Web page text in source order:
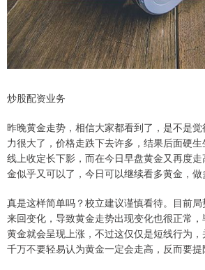
炒股配资业务
昨晚黄金走势，相信大家都看到了，是不是
力很大了，价格走跌下去许多，结果后面硬
线上收定长下影，而在今日早盘黄金又再度
金似乎又可以了，今日可以继续看多黄金，做
真是这样简单吗？校立建议谨慎看待。目前
来回变化，导致黄金走势出现变化也很正常，
黄金就会呈现上涨，不过这仅仅是短线行为
千万不要轻易认为黄金一定会走高，反而要